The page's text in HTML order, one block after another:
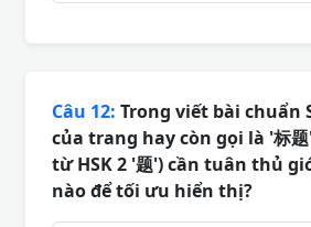
Câu 12: Trong viết bài chuẩn
của trang hay còn gọi là '标
từ HSK 2 '题') cần tuân thủ
nào để tối ưu hiển thị?